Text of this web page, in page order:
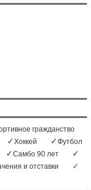
гражданство
Хоккей
Футбол
Самбо 90 лет
и отставки